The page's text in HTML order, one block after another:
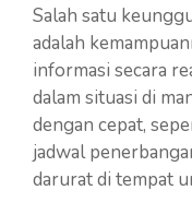
Salah satu
adalah
informasi secara
dalam situasi di
dengan cepat,
jadwal
darurat di tempat